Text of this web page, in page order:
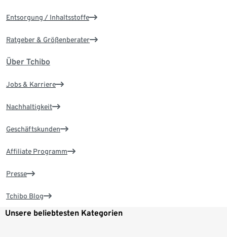
Entsorgung / Inhaltsstoffe
Ratgeber & Größenberater
Über Tchibo
Jobs & Karriere
Nachhaltigkeit
Geschäftskunden
Affiliate Programm
Presse
Tchibo Blog
Unsere beliebtesten Kategorien